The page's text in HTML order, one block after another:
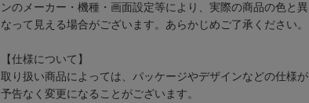
ンのメーカー・機種・画面設定等により、実際の商品の色と異
なって見える場合がございます。あらかじめご了承ください。
【仕様について】
取り扱い商品によっては、パッケージやデザインなどの仕様が
予告なく変更になることがございます。